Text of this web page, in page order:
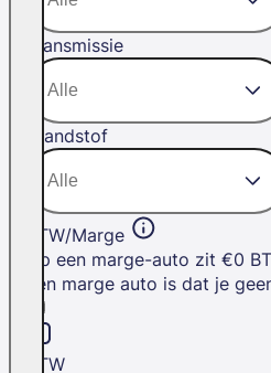
Transmissie
Brandstof
BTW/Marge
Op een marge-auto zit €0
een marge auto is dat je
BTW